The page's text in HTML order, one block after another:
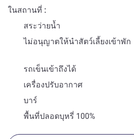
ในสถานที่
สระว่ายน้ำ
ไม่อนุญาตให้นำสัตว์เลี้ยงเข้าพัก
รถเข็นเข้าถึงได้
เครื่องปรับอากาศ
บาร์
พื้นที่ปลอดบุหรี่ 100%